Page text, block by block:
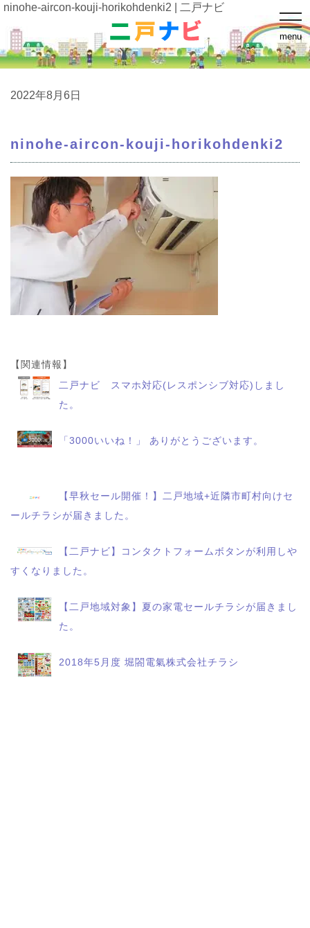
t
o
g
g
l
e
o
menu
ninohe-aircon-kouji-horikohdenki2 | 二戸ナビ
2022年8月6日
ninohe-aircon-kouji-horikohdenki2
【関連情報】
二戸ナビ スマホ対応(レスポンシブ対応)しまし
た。
「3000いいね！」 ありがとうございます。
【早秋セール開催！】二戸地域+近隣市町村向けセ
ールチラシが届きました。
【二戸ナビ】コンタクトフォームボタンが利用しや
すくなりました。
【二戸地域対象】夏の家電セールチラシが届きまし
た。
2018年5月度 堀閤電氣株式会社チラシ